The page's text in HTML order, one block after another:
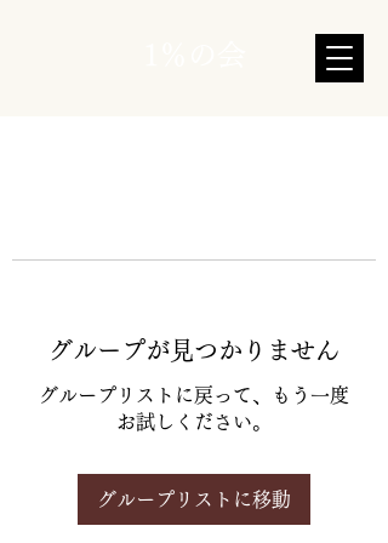
グループが見つかりません
グループリストに戻って、もう一度
お試しください。
グループリストに移動